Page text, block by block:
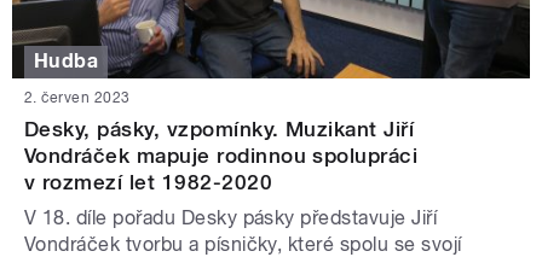
Hudba
2. červen 2023
Desky, pásky, vzpomínky. Muzikant Jiří
Vondráček mapuje rodinnou spolupráci
v rozmezí let 1982-2020
V 18. díle pořadu Desky pásky představuje Jiří
Vondráček tvorbu a písničky, které spolu se svojí